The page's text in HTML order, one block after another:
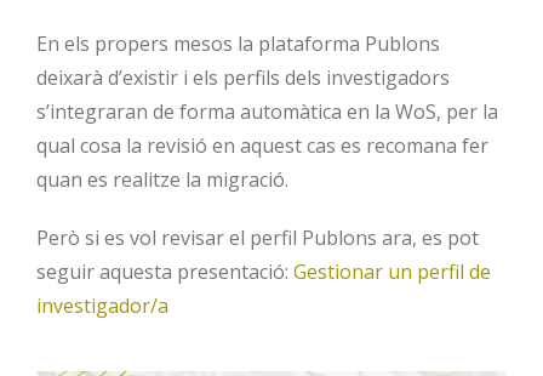
En els propers mesos la plataforma Publons
deixarà d’existir i els perfils dels investigadors
s’integraran de forma automàtica en la WoS, per la
qual cosa la revisió en aquest cas es recomana fer
quan es realitze la migració.
Però si es vol revisar el perfil Publons ara, es pot
seguir aquesta presentació: Gestionar un perfil de
investigador/a